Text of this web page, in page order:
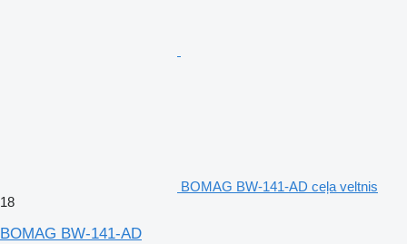
BOMAG BW-141-AD ceļa veltnis
18
BOMAG BW-141-AD